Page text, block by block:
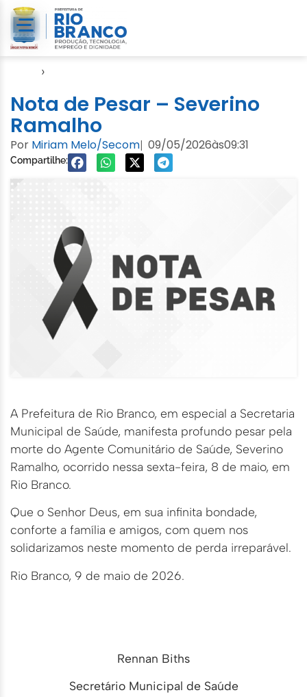
›
Nota de Pesar – Severino
Ramalho
Por Miriam Melo/Secom| 09/05/2026às09:31
Compartilhe:
A Prefeitura de Rio Branco, em especial a Secretaria
Municipal de Saúde, manifesta profundo pesar pela
morte do Agente Comunitário de Saúde, Severino
Ramalho, ocorrido nessa sexta-feira, 8 de maio, em
Rio Branco.
Que o Senhor Deus, em sua infinita bondade,
conforte a família e amigos, com quem nos
solidarizamos neste momento de perda irreparável.
Rio Branco, 9 de maio de 2026.
Rennan Biths
Secretário Municipal de Saúde